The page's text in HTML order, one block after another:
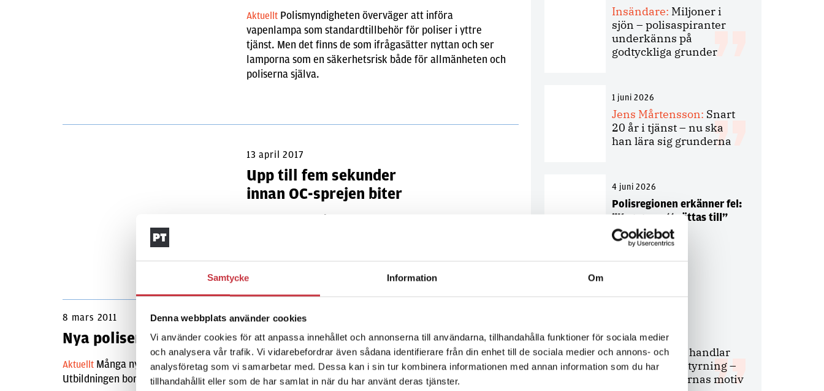
Samtycke Information Om
Denna webbplats använder cookies
Vi använder cookies för att anpassa innehållet och annonserna till användarna, tillhandahålla funktioner för sociala medier
och analysera vår trafik. Vi vidarebefordrar även sådana identifierare från din enhet till de sociala medier och annons- och
analysföretag som vi samarbetar med. Dessa kan i sin tur kombinera informationen med annan information som du har
tillhandahållit eller som de har samlat in när du har använt deras tjänster.
Aktuellt Polismyndigheten överväger att införa
vapenlampa som standardtillbehör för poliser i yttre
tjänst. Men det finns de som ifrågasätter nyttan och ser
lamporna som en säkerhetsrisk både för allmänheten och
poliserna själva.
13 april 2017
Upp till fem sekunder
innan OC-sprejen biter
8 mars 2011
Nya poliser osäkra på våld
Aktuellt Många nya poliser är inte tillräckligt förberedda på att hantera det våld de möter i jobbet.
Utbildningen borde förändras, menar erfarna instruktörer i självskydd.
Insändare: Miljoner i
sjön – polisaspiranter
underkänns på
godtyckliga grunder
1 juni 2026
Jens Mårtensson: Snart
20 år i tjänst – nu ska
han lära sig grunderna
4 juni 2026
Polisregionen erkänner fel:
”Kommer att rättas till”
Debatt
9 juli 2026
Slutreplik:Det handlar
om kunskapsstyrning –
inte om forskarnas motiv